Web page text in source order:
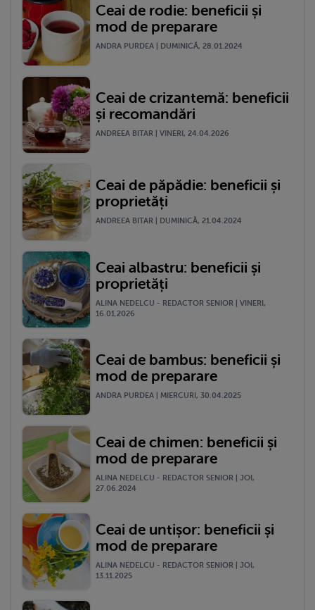
Ceai de rodie: beneficii și
mod de preparare
ANDRA PURDEA | DUMINICĂ, 28.01.2024
Ceai de crizantemă: beneficii
și recomandări
ANDREEA BITAR | VINERI, 24.04.2026
Ceai de păpădie: beneficii și
proprietăți
ANDREEA BITAR | DUMINICĂ, 21.04.2024
Ceai albastru: beneficii și
proprietăți
ALINA NEDELCU - REDACTOR SENIOR | VINERI,
16.01.2026
Ceai de bambus: beneficii și
mod de preparare
ANDRA PURDEA | MIERCURI, 30.04.2025
Ceai de chimen: beneficii și
mod de preparare
ALINA NEDELCU - REDACTOR SENIOR | JOI,
27.06.2024
Ceai de untișor: beneficii și
mod de preparare
ALINA NEDELCU - REDACTOR SENIOR | JOI,
13.11.2025